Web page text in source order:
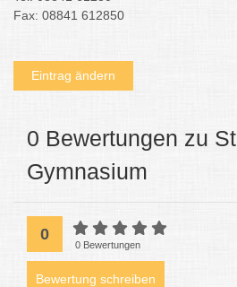
Fax: 08841 612850
Eintrag ändern
0 Bewertungen zu
Gymnasium
0
0 Bewertungen
Bewertung schreiben